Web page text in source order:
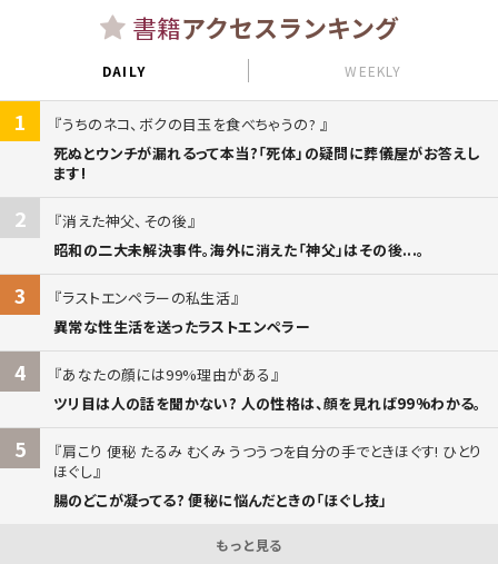
書籍アクセスランキング
DAILY WEEKLY
1
うちのネコ、ボクの目玉を食べちゃうの?
死ぬとウンチが漏れるって本当?「死体」の疑問に葬儀屋がお答えし
ます!
2
消えた神父、その後
昭和の二大未解決事件。海外に消えた「神父」はその後...。
3
ラストエンペラーの私生活
異常な性生活を送ったラストエンペラー
4
あなたの顔には99%理由がある
ツリ目は人の話を聞かない? 人の性格は、顔を見れば99%わかる。
5
肩こり 便秘 たるみ むくみ うつうつを自分の手でときほぐす! ひとり
ほぐし
腸のどこが凝ってる? 便秘に悩んだときの「ほぐし技」
もっと見る